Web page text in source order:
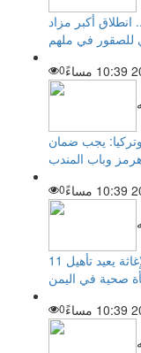
أكبر مزاد
للصقور في ملهم
0
يجب ضمان
وباب المندب
0
أخبار من السعودية.. مركز الملك سلمان للإغاثة يعيد تأهيل 11
صحية في اليمن
0